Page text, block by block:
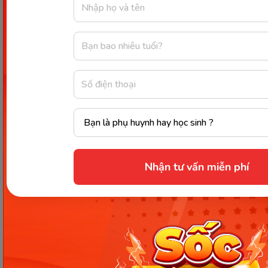
Nhận tư vấn miễn phí
Bạn có thể cùng bé đi bộ, vừa đi vừa giới thiệu. (Ảnh: Sưu
tầm Internet)
Phương pháp giáo dục theo hướng đến mục tiêu
trải nghiệm cùng con luôn đạt được hiệu quả cao.
Bạn có thể thực hiện ở bất cứ đâu như trên đường
đi học, đi chơi. Ba mẹ nên giả dụ một số tình huống
giao thông không an toàn để bé tự ý thức tránh. Ví
dụ như: Không được tự ý chạy ra đường, không
vượt đèn đỏ, không đi xuống lòng đường…